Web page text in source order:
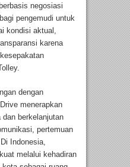
negosiasi
pengemudi untuk
kondisi aktual,
karena
dengan
menerapkan
berkelanjutan
pertemuan
Indonesia,
melalui kehadiran